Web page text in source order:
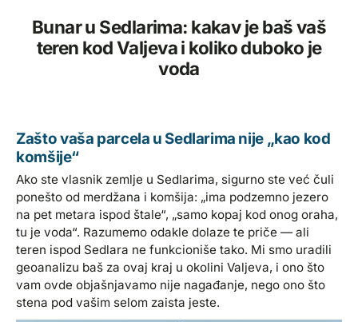
Bunar u Sedlarima: kakav je baš vaš
teren kod Valjeva i koliko duboko je
voda
Zašto vaša parcela u Sedlarima nije „kao kod
komšije“
Ako ste vlasnik zemlje u Sedlarima, sigurno ste već čuli
ponešto od merdžana i komšija: „ima podzemno jezero
na pet metara ispod štale“, „samo kopaj kod onog oraha,
tu je voda“. Razumemo odakle dolaze te priče — ali
teren ispod Sedlara ne funkcioniše tako. Mi smo uradili
geoanalizu baš za ovaj kraj u okolini Valjeva, i ono što
vam ovde objašnjavamo nije nagađanje, nego ono što
stena pod vašim selom zaista jeste.